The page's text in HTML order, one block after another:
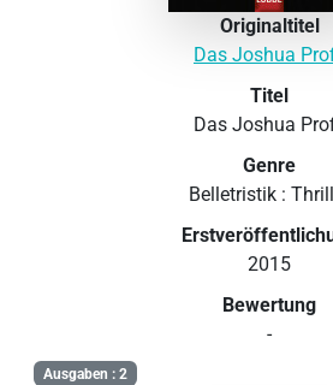
Originaltitel
Das Joshua
Titel
Das Joshua
Genre
Belletristik :
2015
Bewertung
-
Ausgaben : 2